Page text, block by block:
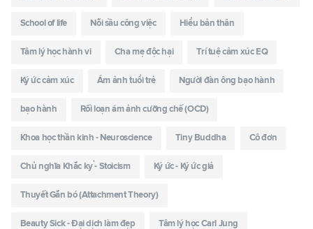
School of life Nỗi sầu công việc Hiểu bản thân
Tâm lý học hành vi Cha mẹ độc hại Trí tuệ cảm xúc EQ
Ký ức cảm xúc Ám ảnh tuổi trẻ Người đàn ông bạo hành
bạo hành Rối loạn ám ảnh cưỡng chế (OCD)
Khoa học thần kinh - Neuroscience Tiny Buddha Cô đơn
Chủ nghĩa Khắc kỷ - Stoicism Ký ức - Ký ức giả
Thuyết Gắn bó (Attachment Theory)
Beauty Sick - Đại dịch làm đẹp Tâm lý học Carl Jung